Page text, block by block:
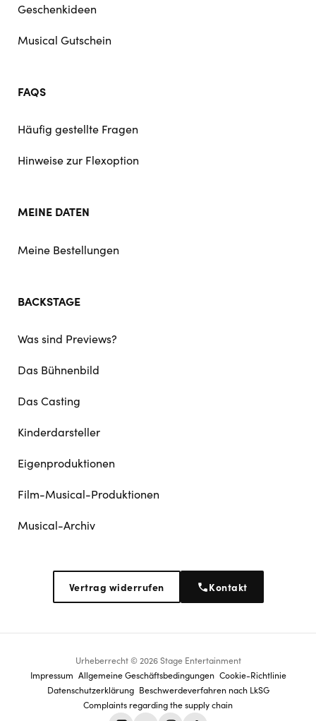
Geschenkideen
Musical Gutschein
FAQS
Häufig gestellte Fragen
Hinweise zur Flexoption
MEINE DATEN
Meine Bestellungen
BACKSTAGE
Was sind Previews?
Das Bühnenbild
Das Casting
Kinderdarsteller
Eigenproduktionen
Film-Musical-Produktionen
Musical-Archiv
Vertrag widerrufen Kontakt
Urheberrecht © 2026 Stage Entertainment
Footer
navigation
Impressum Allgemeine Geschäftsbedingungen Cookie-Richtlinie
Datenschutz­erklärung Beschwerdeverfahren nach LkSG
Complaints regarding the supply chain